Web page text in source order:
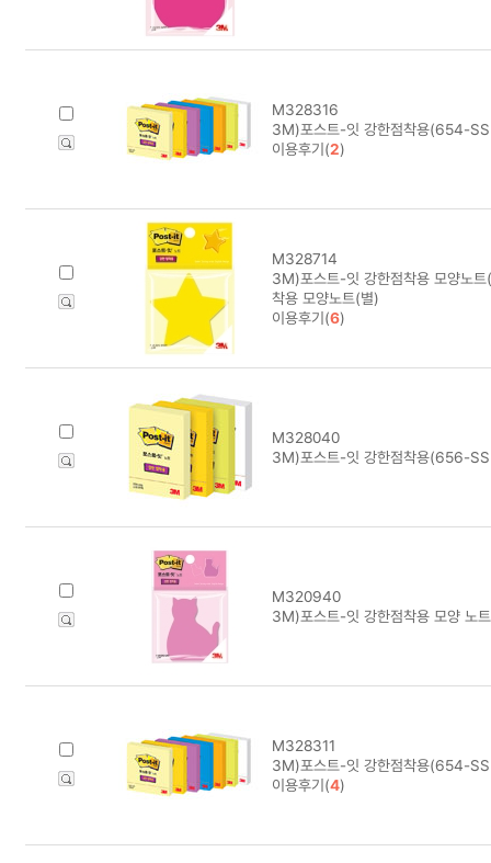
M328316
3M)포스트-잇 강한점착용(654-
이용후기(2)
M328714
3M)포스트-잇 강한점착용 모양노
착용 모양노트(별)
이용후기(6)
M328040
3M)포스트-잇 강한점착용(656-
M320940
3M)포스트-잇 강한점착용 모양 노
M328311
3M)포스트-잇 강한점착용(654-
이용후기(4)